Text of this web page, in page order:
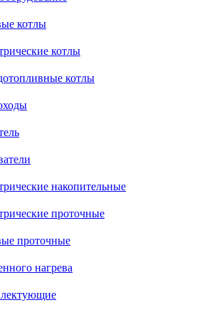
котлы
котлы
котлы
накопительные
проточные
проточные
нагрева